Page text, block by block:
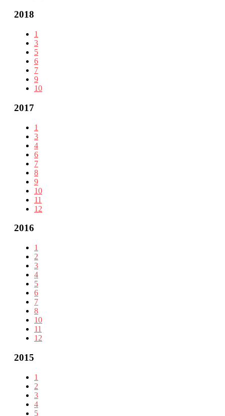
2018
1
3
5
6
7
9
10
2017
1
3
4
6
7
8
9
10
11
12
2016
1
2
3
4
5
6
7
8
10
11
12
2015
1
2
3
4
5